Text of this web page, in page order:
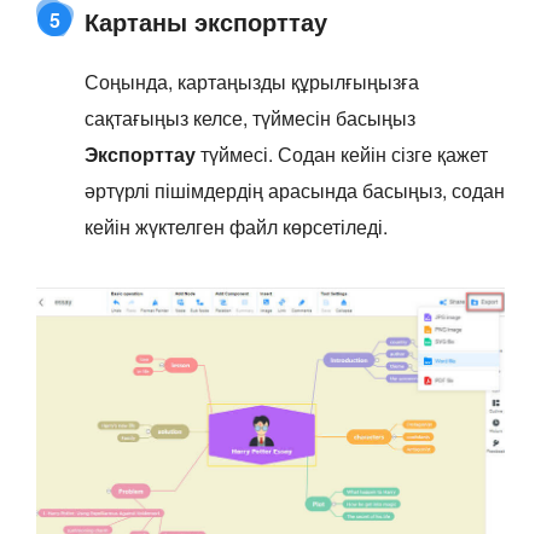
5 Картаны экспорттау
Соңында, картаңызды құрылғыңызға
сақтағыңыз келсе, түймесін басыңыз
Экспорттаутүймесі. Содан кейін сізге қажет
әртүрлі пішімдердің арасында басыңыз, содан
кейін жүктелген файл көрсетіледі.